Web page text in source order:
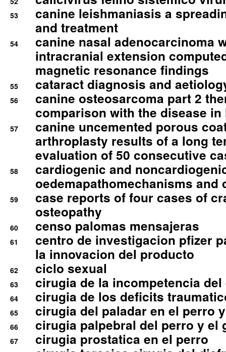
53
canine leishmaniasis a
and treatment
54
canine nasal adenocarcinoma
intracranial extension
magnetic resonance findings
55 cataract diagnosis and
56
canine osteosarcoma part 2
comparison with the disease in
57
canine uncemented porous
arthroplasty results of a long
evaluation of 50 consecutive
58
cardiogenic and
oedemapathomechanisms and
59
case reports of four cases of
osteopathy
60 censo palomas mensajeras
61
centro de investigacion pfizer
la innovacion del producto
62 ciclo sexual
63 cirugia de la incompetencia
64 cirugia de los deficits
65 cirugia del paladar en el perro
66 cirugia palpebral del perro y el
67 cirugia prostatica en el perro